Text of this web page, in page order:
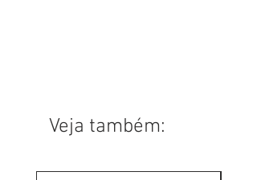
Veja também: